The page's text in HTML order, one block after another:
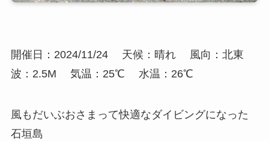
開催日：2024/11/24 天候：晴れ
風向：北東
波：2.5M
気温：25℃ 水温：26℃
風もだいぶおさまって快適なダイビングになった
石垣島